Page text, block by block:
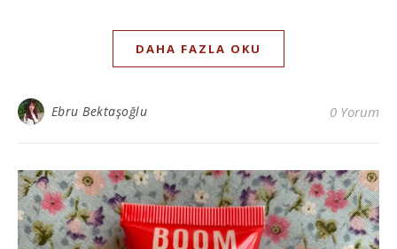
DAHA FAZLA OKU
Ebru Bektaşoğlu 0 Yorum